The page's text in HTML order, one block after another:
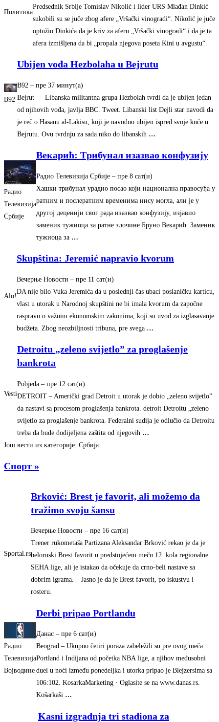
Политика
Predsednik Srbije Tomislav Nikolić i lider URS Mlađan Dinkić
sukobili su se juče zbog afere „Vršački vinogradi“. Nikolić je juče
optužio Dinkića da je kriv za aferu „Vršački vinogradi“ i da je ta
afera izmišljena da bi „propala njegova poseta Kini u avgustu“.
B92
Ubijen vođa Hezbolaha u Bejrutu
B92 – ‎пре 37 минут(а)‎
Bejrut — Libanska militantna grupa Hezbolah tvrdi da je ubijen jedan
od njihovih vođa, javlja BBC. Tweet. Libanski list Dejli star navodi da
je reč o Hasanu al-Lakisu, koji je navodno ubijen ispred svoje kuće u
Bejrutu. Ovu tvrdnju za sada niko do libanskih …
Радио
Телевизија
Србије
Векарић: Tрибунал изазвао конфузију
Радио Телевизија Србије – ‎пре 8 сат(и)‎
Хашки трибунал урадио посао који национална правосуђа у
ратним и послератним временима нису могла, али је у
другој деценији свог рада изазвао конфузију, изјавио
заменик тужиоца за ратне злочине Бруно Векарић. Заменик
тужиоца за …
Alo!
Skupština: Jeremić napravio kvorum
Вечерње Новости – ‎пре 11 сат(и)‎
DA nije bilo Vuka Jeremića da u poslednji čas ubaci poslaničku karticu,
vlast u utorak u Narodnoj skupštini ne bi imala kvorum da započne
raspravu o važnim ekonomskim zakonima, koji su uvod za izglasavanje
budžeta. Zbog neozbiljnosti tribuna, pre svega …
Vesti
Detroitu „zeleno svijetlo” za proglašenje
bankrota
Pobjeda – ‎пре 12 сат(и)‎
DETROIT – Američki grad Detroit u utorak je dobio „zeleno svijetlo”
da nastavi sa procesom proglašenja bankrota. detroit Detroitu „zeleno
svijetlo za proglašenje bankrota. Federalni sudija je odlučio da Detroitu
treba da bude dodijeljena zaštita od njegovih …
Још вести из категорије: Србија
Спорт »
Sportal.rs
Brković: Brest je favorit, ali možemo da
tražimo svoju šansu
Вечерње Новости – ‎пре 16 сат(и)‎
Trener rukometaša Partizana Aleksandar Brković rekao je da je
beloruski Brest favorit u predstojećem meču 12. kola regionalne
SEHA lige, ali je istakao da očekuje da crno-beli nastave sa
dobrim igrama. – Jasno je da je Brest favorit, po iskustvu i
rosteru.
Радио
Телевизија
Војводине
Derbi pripao Portlandu
Данас – ‎пре 6 сат(и)‎
Beograd – Ukupno četiri poraza zabeležili su pre ovog meča
Portland i Indijana od početka NBA lige, a njihov međusobni
duel u noći između ponedeljka i utorka pripao je Blejzersima sa
106:102. KosarkaMarketing · Oglasite se na www.danas.rs.
Košarkaši …
Kasni izgradnja tri stadiona za